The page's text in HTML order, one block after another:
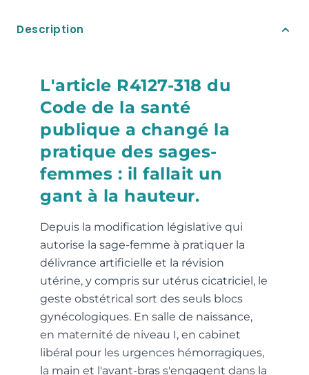
Description
L'article R4127-318 du
Code de la santé
publique a changé la
pratique des sages-
femmes : il fallait un
gant à la hauteur.
Depuis la modification législative qui
autorise la sage-femme à pratiquer la
délivrance artificielle et la révision
utérine, y compris sur utérus cicatriciel, le
geste obstétrical sort des seuls blocs
gynécologiques. En salle de naissance,
en maternité de niveau I, en cabinet
libéral pour les urgences hémorragiques,
la main et l'avant-bras s'engagent dans la